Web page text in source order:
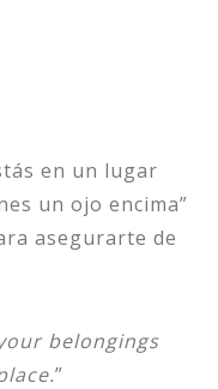
en un lugar
un ojo encima”
asegurarte de
belongings
”